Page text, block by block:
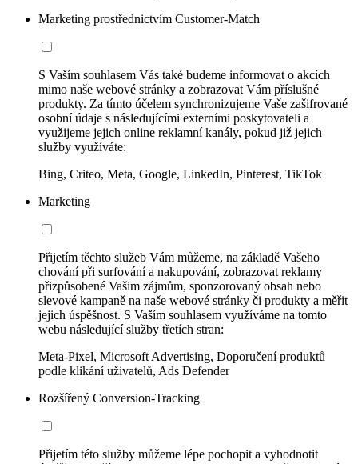
Marketing prostřednictvím Customer-Match
S Vaším souhlasem Vás také budeme informovat o akcích
mimo naše webové stránky a zobrazovat Vám příslušné
produkty. Za tímto účelem synchronizujeme Vaše zašifrované
osobní údaje s následujícími externími poskytovateli a
využijeme jejich online reklamní kanály, pokud již jejich
služby využíváte:
Bing, Criteo, Meta, Google, LinkedIn, Pinterest, TikTok
Marketing
Přijetím těchto služeb Vám můžeme, na základě Vašeho
chování při surfování a nakupování, zobrazovat reklamy
přizpůsobené Vašim zájmům, sponzorovaný obsah nebo
slevové kampaně na naše webové stránky či produkty a měřit
jejich úspěšnost. S Vaším souhlasem využíváme na tomto
webu následující služby třetích stran:
Meta-Pixel, Microsoft Advertising, Doporučení produktů
podle klikání uživatelů, Ads Defender
Rozšířený Conversion-Tracking
Přijetím této služby můžeme lépe pochopit a vyhodnotit